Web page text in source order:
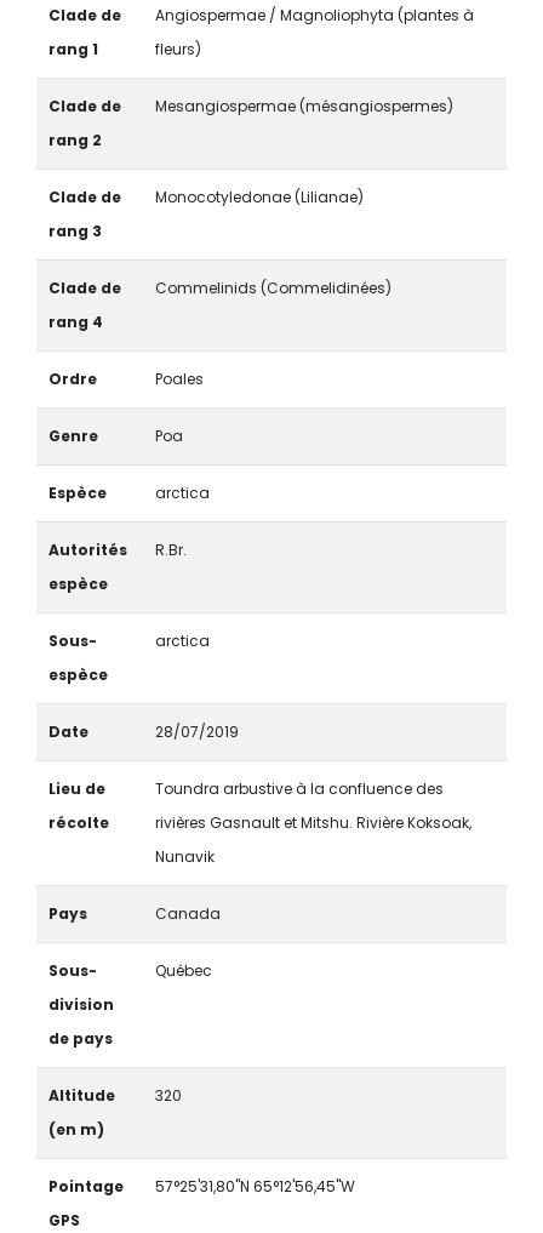
Clade de
rang 1
Angiospermae / Magnoliophyta (plantes à
fleurs)
Clade de
rang 2
Mesangiospermae (mésangiospermes)
Clade de
rang 3
Monocotyledonae (Lilianae)
Clade de
rang 4
Commelinids (Commelidinées)
Ordre Poales
Genre Poa
Espèce arctica
Autorités
espèce
R.Br.
Sous-
espèce
arctica
Date 28/07/2019
Lieu de
récolte
Toundra arbustive à la confluence des
rivières Gasnault et Mitshu. Rivière Koksoak,
Nunavik
Pays Canada
Sous-
division
de pays
Québec
Altitude
(en m)
320
Pointage
GPS
57°25'31,80"N 65°12'56,45"W